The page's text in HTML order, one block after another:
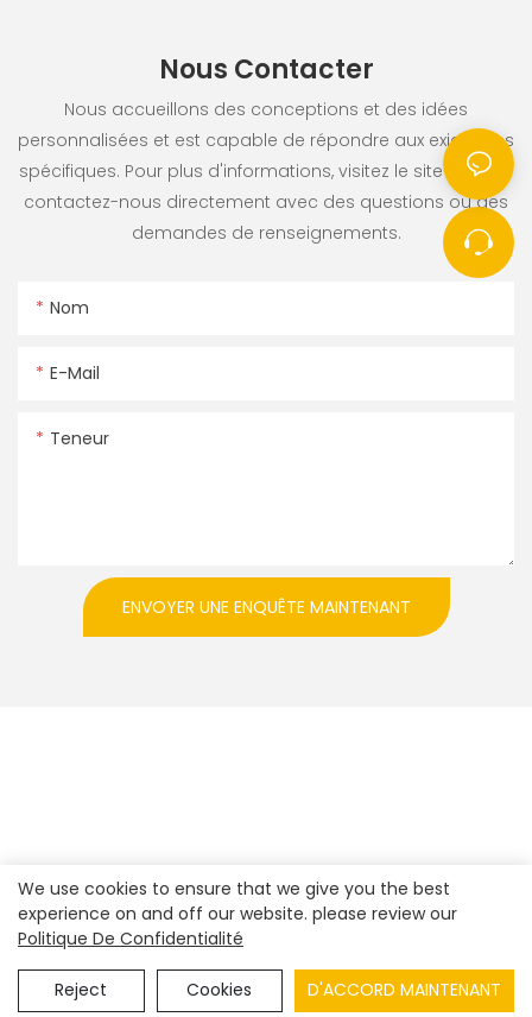
Nous Contacter
Nous accueillons des conceptions et des idées
personnalisées et est capable de répondre aux exigences
spécifiques. Pour plus d'informations, visitez le site Web ou
contactez-nous directement avec des questions ou des
demandes de renseignements.
Nom
E-Mail
Teneur
ENVOYER UNE ENQUÊTE MAINTENANT
Droit d'auteur© 2023
|Politique de confidentialité
We use cookies to ensure that we give you the best
experience on and off our website. please review our
Politique De Confidentialité
Reject Cookies D'ACCORD MAINTENANT